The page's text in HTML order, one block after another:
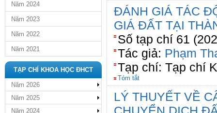
Năm 2024
Năm 2023
Năm 2022
Năm 2021
TẠP CHÍ KHOA HỌC ĐHCT
Năm 2026
Năm 2025
Năm 2024
ĐÁNH GIÁ TÁC
GIÁ ĐẤT TẠI
Số tạp chí 61
Tác giả: Phạm
Tạp chí: Tạp chí
Tóm tắt
LÝ THUYẾT VỀ